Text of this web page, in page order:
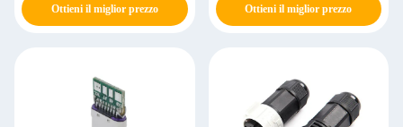
Ottieni il miglior prezzo Ottieni il miglior prezzo